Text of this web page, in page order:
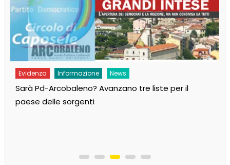
Evidenza Informazione News
Sarà Pd-Arcobaleno? Avanzano tre liste per il
paese delle sorgenti